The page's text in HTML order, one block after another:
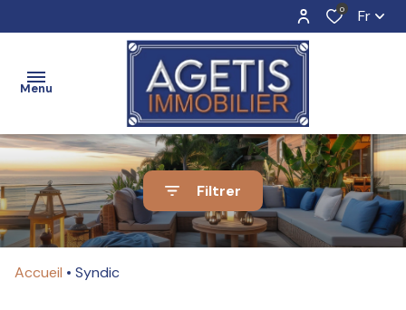
0 Fr
Menu
ACCUEIL
Nos
en
Nos
à
Filtrer
Accueil Syndic